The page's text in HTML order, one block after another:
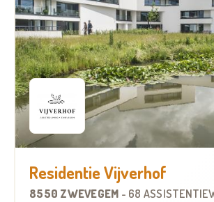
Residentie Vijverhof
8550 ZWEVEGEM - 68